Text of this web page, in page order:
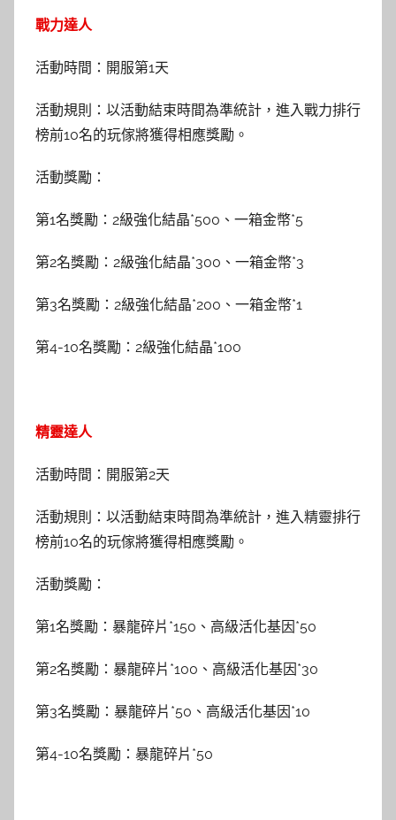
戰力達人
活動時間：開服第1天
活動規則：以活動結束時間為準統計，進入戰力排行
榜前10名的玩傢將獲得相應獎勵。
活動獎勵：
第1名獎勵：2級強化結晶*500、一箱金幣*5
第2名獎勵：2級強化結晶*300、一箱金幣*3
第3名獎勵：2級強化結晶*200、一箱金幣*1
第4-10名獎勵：2級強化結晶*100
精靈達人
活動時間：開服第2天
活動規則：以活動結束時間為準統計，進入精靈排行
榜前10名的玩傢將獲得相應獎勵。
活動獎勵：
第1名獎勵：暴龍碎片*150、高級活化基因*50
第2名獎勵：暴龍碎片*100、高級活化基因*30
第3名獎勵：暴龍碎片*50、高級活化基因*10
第4-10名獎勵：暴龍碎片*50